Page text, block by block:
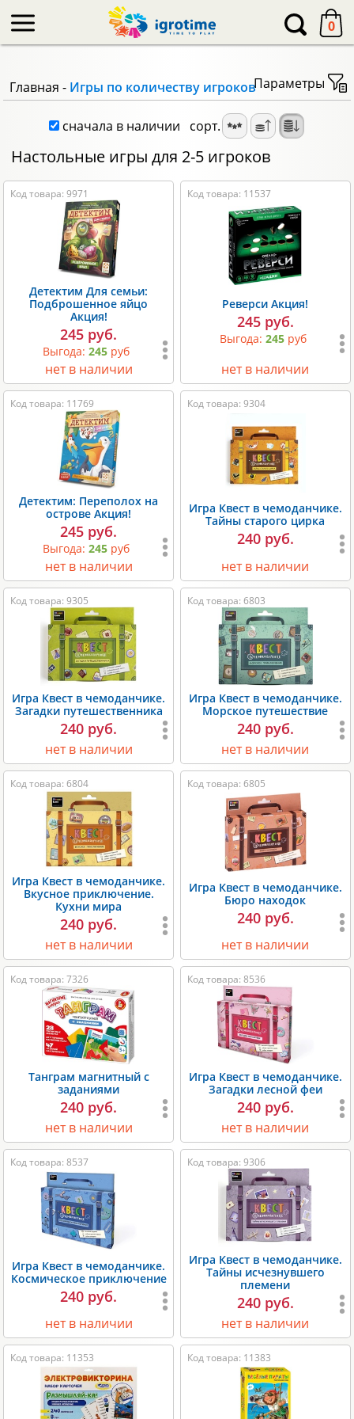
0
Главная - Игры по количеству игроковПараметры
сначала в наличии сорт.
Настольные игры для 2-5 игроков
Код товара: 9971
Детектим Для семьи:
Подброшенное яйцо
Акция!
245 руб.
Выгода:245 руб
нет в наличии
Код товара: 11537
Реверси Акция!
245 руб.
Выгода: 245руб
нет в наличии
Код товара: 11769
Детектим: Переполох на
острове Акция!
245 руб.
Выгода:245 руб
нет в наличии
Код товара: 9304
Игра Квест в чемоданчике.
Тайны старого цирка
240 руб.
нет в наличии
Код товара: 9305
Игра Квест в чемоданчике.
Загадки путешественника
240 руб.
нет в наличии
Код товара: 6803
Игра Квест в чемоданчике.
Морское путешествие
240 руб.
нет в наличии
Код товара: 6804
Игра Квест в чемоданчике.
Вкусное приключение.
Кухни мира
240 руб.
нет в наличии
Код товара: 6805
Игра Квест в чемоданчике.
Бюро находок
240 руб.
нет в наличии
Код товара: 7326
Танграм магнитный с
заданиями
240 руб.
нет в наличии
Код товара: 8536
Игра Квест в чемоданчике.
Загадки лесной феи
240 руб.
нет в наличии
Код товара: 8537
Игра Квест в чемоданчике.
Космическое приключение
240 руб.
нет в наличии
Код товара: 9306
Игра Квест в чемоданчике.
Тайны исчезнувшего
племени
240 руб.
нет в наличии
Код товара: 11353 Код товара: 11383